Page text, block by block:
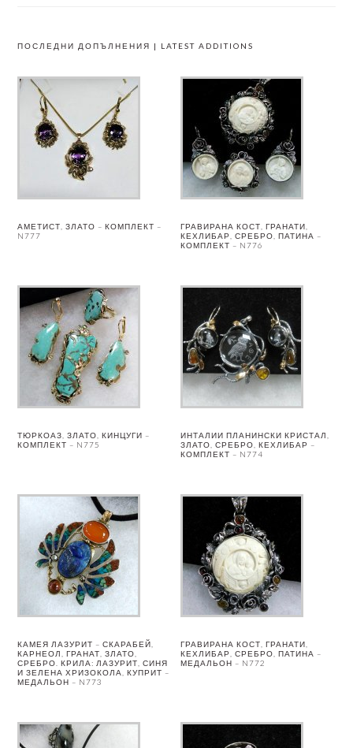
ПОСЛЕДНИ ДОПЪЛНЕНИЯ | LATEST ADDITIONS
АМЕТИСТ, ЗЛАТО – КОМПЛЕКТ –
N777
ГРАВИРАНА КОСТ, ГРАНАТИ,
КЕХЛИБАР, СРЕБРО, ПАТИНА –
КОМПЛЕКТ – N776
ТЮРКОАЗ, ЗЛАТО, КИНЦУГИ –
КОМПЛЕКТ – N775
ИНТАЛИИ ПЛАНИНСКИ КРИСТАЛ,
ЗЛАТО, СРЕБРО, КЕХЛИБАР –
КОМПЛЕКТ – N774
КАМЕЯ ЛАЗУРИТ – СКАРАБЕЙ,
КАРНЕОЛ, ГРАНАТ, ЗЛАТО,
СРЕБРО. КРИЛА: ЛАЗУРИТ, СИНЯ
И ЗЕЛЕНА ХРИЗОКОЛА, КУПРИТ –
МЕДАЛЬОН – N773
ГРАВИРАНА КОСТ, ГРАНАТИ,
КЕХЛИБАР, СРЕБРО, ПАТИНА –
МЕДАЛЬОН – N772